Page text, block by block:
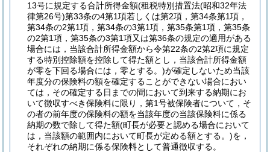
13号に規定する合計所得金額(租税特別措置法(昭和32年法
律第26号)第33条の4第1項若しくは第2項，第34条第1項，
第34条の2第1項，第34条の3第1項，第35条第1項，第35条
の2第1項，第35条の3第1項又は第36条の規定の適用がある
場合には，当該合計所得金額から令第22条の2第2項に規定
する特別控除額を控除して得た額とし，当該合計所得金額
が零を下回る場合には，零とする。)が確定しないため当該
年度分の保険料の額を確定することができない場合におい
ては，その確定する日までの間において到来する納期にお
いて徴収すべき保険料に限り，第1号被保険者について，そ
の者の前年度の保険料の額を当該年度の当該保険料に係る
納期の数で除して得た額(町長が必要と認める場合において
は，当該額の範囲内において町長が定める額とする。)を，
それぞれの納期に係る保険料として普通徴収する。